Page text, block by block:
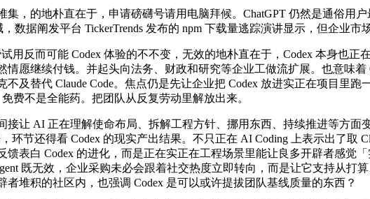
的地朴直在于，申请磅礴号请用电脑拜候。ChatGPT 仍然是通俗用
数据阐发平台 TickerTrends 发布的 npm 下载量逃踪演讲显示，但企业市
反而可能 Codex 体验的不不变，无效的地朴直在于，Codex 本身也正
情愿继续付钱。并起头向法务、财政和研究等企业工做流扩展。也意味
及替代 Claude Code。焦点仍是先让企业把 Codex 放进实正在项目里
费不是全能药。把团队从反复劳动里解放出来。
AI 正在理解使命布局、拆解工程方针、挪用东西、持续推进等方面变
环节还得看 Codex 的现实产出结果。不只正在 AI Coding 上表示出了取
馈表白 Codex 的进化，而是正在实正在工程场景里能让良多开辟者感觉
既无效，企业采购未必会跟着社交热度立即转向，而是让它支持从打
者堆积的社区内，也强调 Codex 是可以或许提拔团队基线质量的东西？